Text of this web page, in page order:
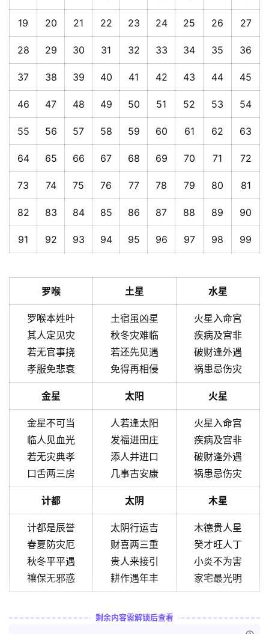
19 20 21 22 23 24 25 26 27
28 29 30 31 32 33 34 35 36
37 38 39 40 41 42 43 44 45
46 47 48 49 50 51 52 53 54
55 56 57 58 59 60 61 62 63
64 65 66 67 68 69 70 71 72
73 74 75 76 77 78 79 80 81
82 83 84 85 86 87 88 89 90
91 92 93 94 95 96 97 98 99
罗喉 土星 水星
罗喉本姓叶
其人定见灾
若无官事挠
孝服免悲衰
土宿虽凶星
秋冬灾难临
若还先见遇
免得再相侵
火星入命宫
疾病及宫非
破财逢外遇
祸患忌伤灾
金星 太阳 火星
金星不可当
临人见血光
若无灾典孝
口舌两三房
人若逢太阳
发福进田庄
添人并进口
几事古安康
火星入命宫
疾病及宫非
破财逢外遇
祸患忌伤灾
计都 太阴 木星
计都是辰誉
春夏防灾厄
秋冬平平遇
禳保无邪惑
太阴行运吉
财喜两三重
贵人来接引
耕作遇年丰
木德贵人星
癸才旺人丁
小炎不为害
家宅最光明
剩余内容需解锁后查看